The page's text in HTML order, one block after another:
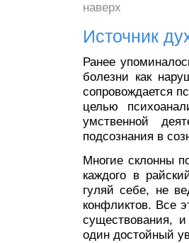
наверх
Источник
Ранее
болезни как
сопровождается
целью
умственной
подсознания в
Многие склонны
каждого в
гуляй себе, не
конфликтов. Все
существования,
один достойный